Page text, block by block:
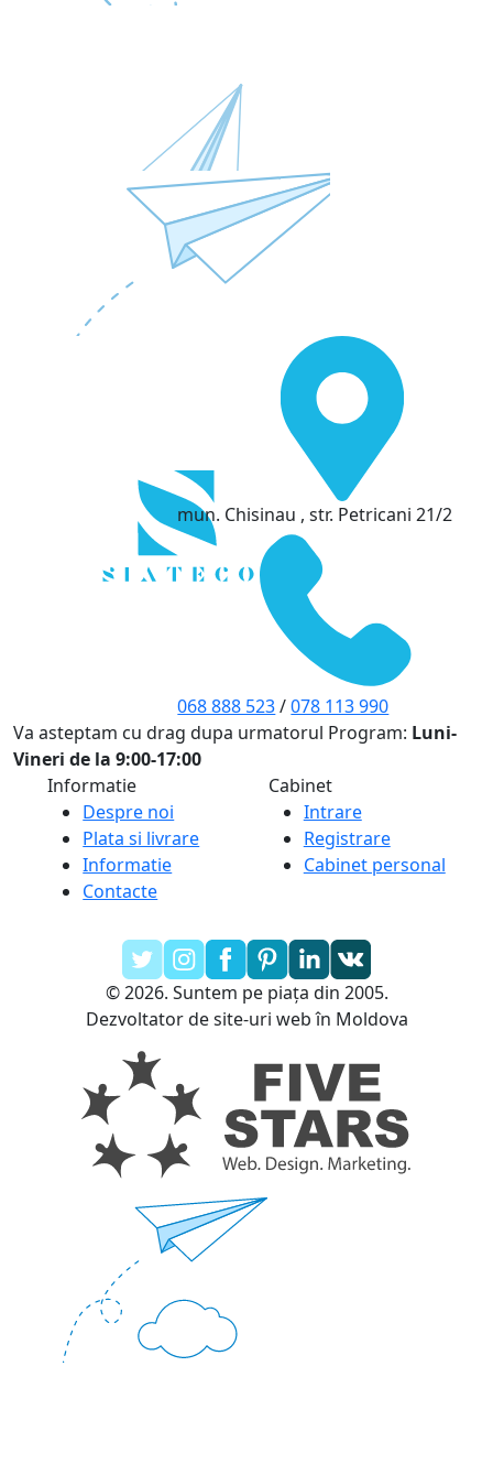
mun. Chisinau , str. Petricani 21/2
068 888 523/078 113 990
Va asteptam cu drag dupa urmatorul Program: Luni-
Vineri de la 9:00-17:00
Informatie
Despre noi
Plata si livrare
Informatie
Contacte
Cabinet
Intrare
Registrare
Cabinet personal
© 2026. Suntem pe piața din 2005.
Dezvoltator de site-uri web în Moldova